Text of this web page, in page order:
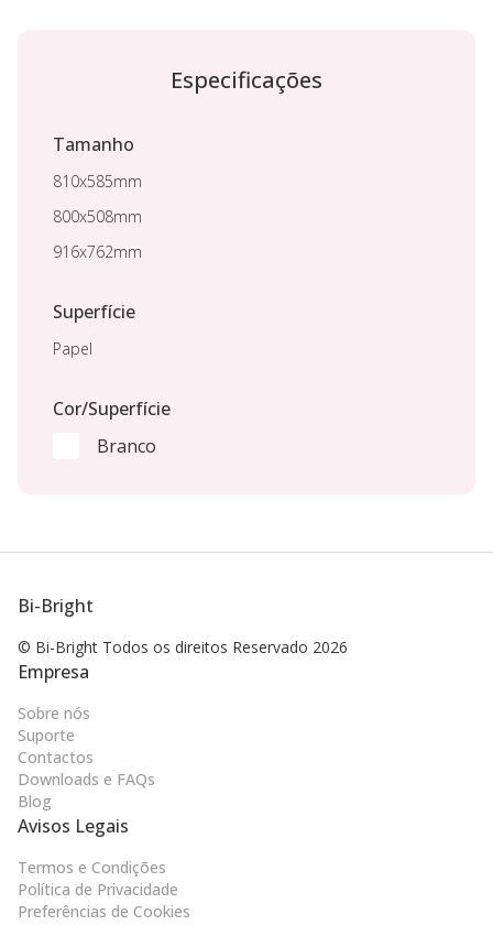
Especificações
Tamanho
810x585mm
800x508mm
916x762mm
Superfície
Papel
Cor/Superfície
Branco
Bi-Bright
© Bi-Bright Todos os direitos Reservado 2026
Empresa
Sobre nós
Suporte
Contactos
Downloads e FAQs
Blog
Avisos Legais
Termos e Condições
Política de Privacidade
Preferências de Cookies